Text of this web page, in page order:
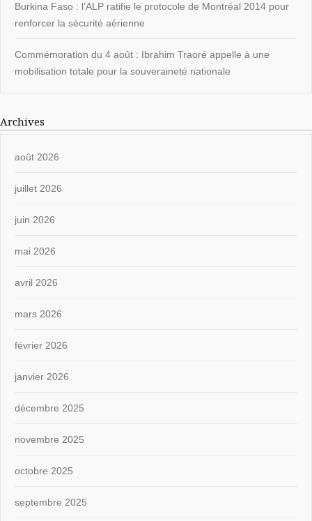
Burkina Faso : l’ALP ratifie le protocole de Montréal 2014 pour
renforcer la sécurité aérienne
Commémoration du 4 août : Ibrahim Traoré appelle à une
mobilisation totale pour la souveraineté nationale
Archives
août 2026
juillet 2026
juin 2026
mai 2026
avril 2026
mars 2026
février 2026
janvier 2026
décembre 2025
novembre 2025
octobre 2025
septembre 2025